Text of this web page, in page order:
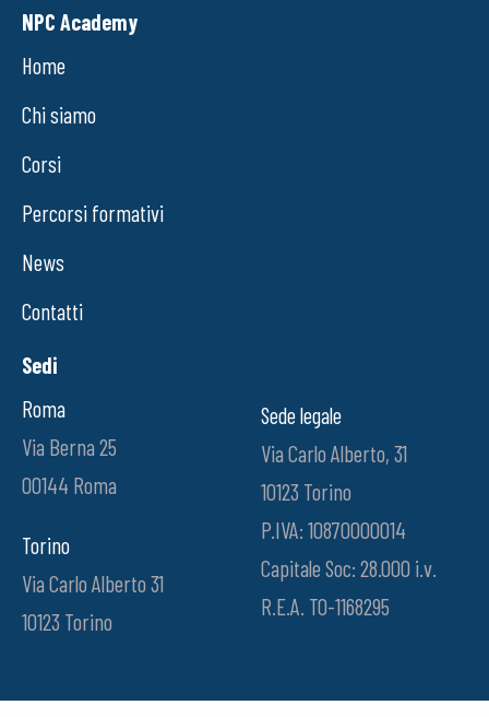
NPC Academy
Home
Chi siamo
Corsi
Percorsi formativi
News
Contatti
Sedi
Roma
Via Berna 25
00144 Roma
Torino
Via Carlo Alberto 31
10123 Torino
Sede legale
Via Carlo Alberto, 31
10123 Torino
P.IVA: 10870000014
Capitale Soc: 28.000 i.v.
R.E.A. TO-1168295